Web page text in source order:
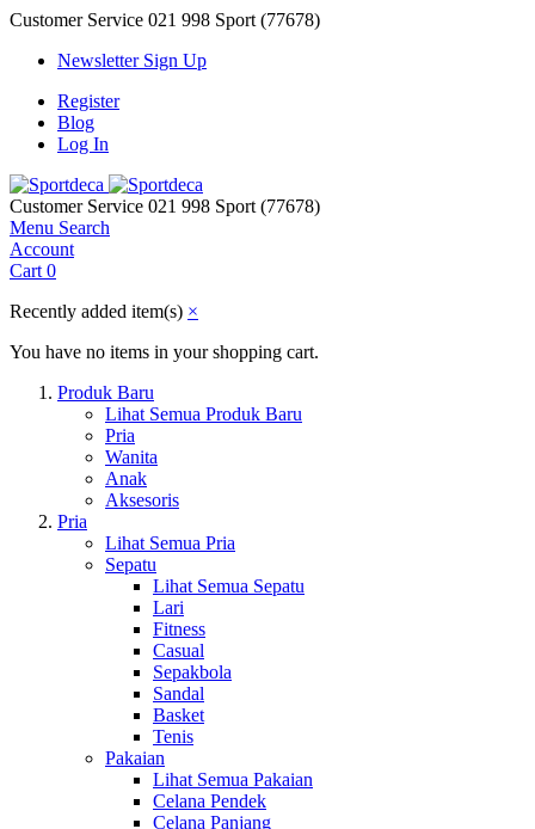
Customer Service 021 998 Sport (77678)
Newsletter Sign Up
Register
Blog
Log In
Customer Service 021 998 Sport (77678)
Menu Search
Account
Cart 0
Recently added item(s) ×
You have no items in your shopping cart.
Produk Baru
Lihat Semua Produk Baru
Pria
Wanita
Anak
Aksesoris
Pria
Lihat Semua Pria
Sepatu
Lihat Semua Sepatu
Lari
Fitness
Casual
Sepakbola
Sandal
Basket
Tenis
Pakaian
Lihat Semua Pakaian
Celana Pendek
Celana Panjang